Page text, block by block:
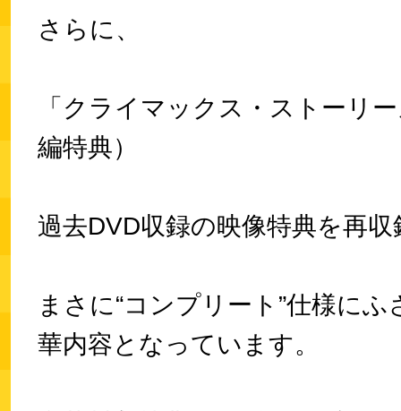
さらに、
「クライマックス・ストーリ
編特典）
過去DVD収録の映像特典を再収
まさに“コンプリート”仕様にふ
華内容となっています。